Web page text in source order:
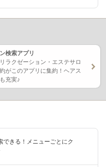
検索アプリ
ラクゼーション・エステサロ
がこのアプリに集約！ヘアス
充実♪
できる！メニューごとにク